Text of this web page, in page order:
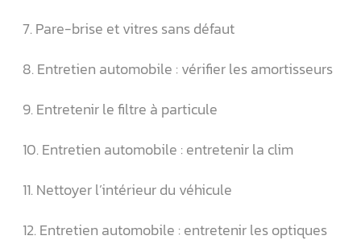
7. Pare-brise et vitres sans défaut
8. Entretien automobile : vérifier les amortisseurs
9. Entretenir le filtre à particule
10. Entretien automobile : entretenir la clim
11. Nettoyer l’intérieur du véhicule
12. Entretien automobile : entretenir les optiques